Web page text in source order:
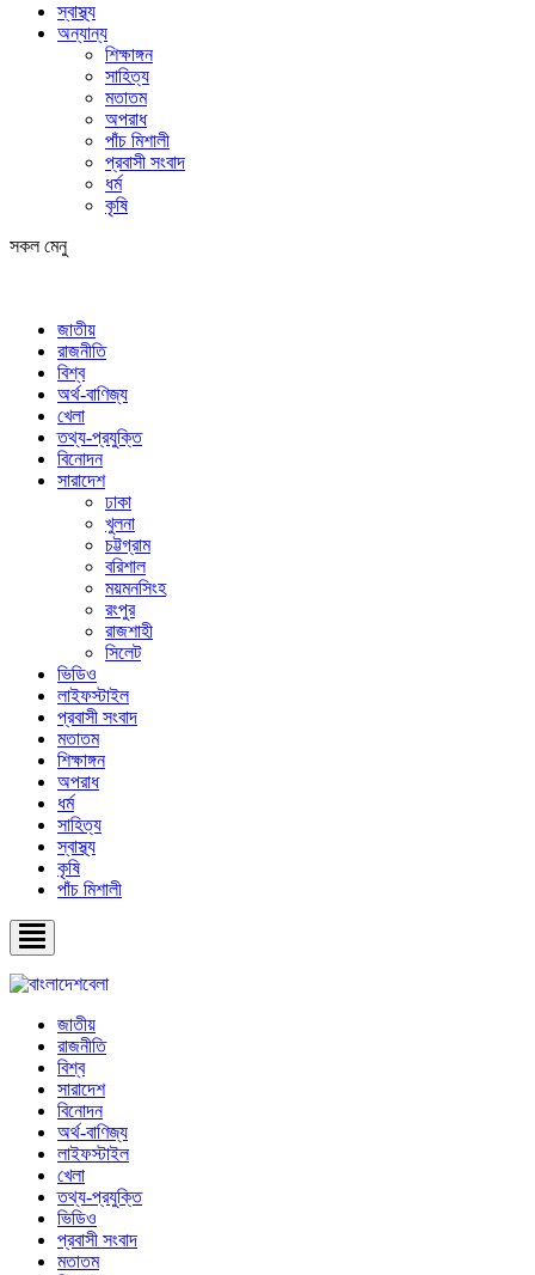
স্বাস্থ্য
অন্যান্য
শিক্ষাঙ্গন
সাহিত্য
মতাতম
অপরাধ
পাঁচ মিশালী
প্রবাসী সংবাদ
ধর্ম
কৃষি
সকল মেনু
জাতীয়
রাজনীতি
বিশ্ব
অর্থ-বাণিজ্য
খেলা
তথ্য-প্রযুক্তি
বিনোদন
সারাদেশ
ঢাকা
খুলনা
চট্টগ্রাম
বরিশাল
ময়মনসিংহ
রংপুর
রাজশাহী
সিলেট
ভিডিও
লাইফস্টাইল
প্রবাসী সংবাদ
মতাতম
শিক্ষাঙ্গন
অপরাধ
ধর্ম
সাহিত্য
স্বাস্থ্য
কৃষি
পাঁচ মিশালী
জাতীয়
রাজনীতি
বিশ্ব
সারাদেশ
বিনোদন
অর্থ-বাণিজ্য
লাইফস্টাইল
খেলা
তথ্য-প্রযুক্তি
ভিডিও
প্রবাসী সংবাদ
মতাতম